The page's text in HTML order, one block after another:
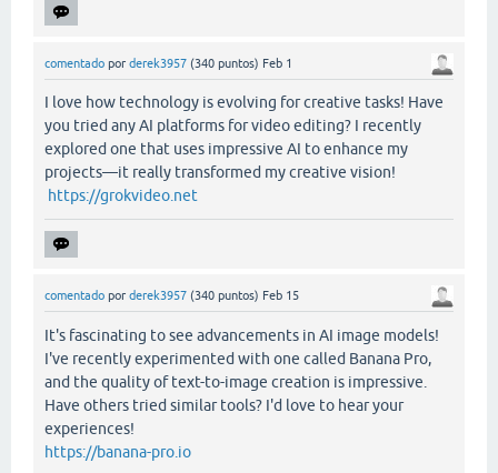
comentado por derek3957 (340 puntos) Feb 1
I love how technology is evolving for creative tasks! Have
you tried any AI platforms for video editing? I recently
explored one that uses impressive AI to enhance my
projects—it really transformed my creative vision!
https://grokvideo.net
comentado por derek3957 (340 puntos) Feb 15
It's fascinating to see advancements in AI image models!
I've recently experimented with one called Banana Pro,
and the quality of text-to-image creation is impressive.
Have others tried similar tools? I'd love to hear your
experiences!
https://banana-pro.io